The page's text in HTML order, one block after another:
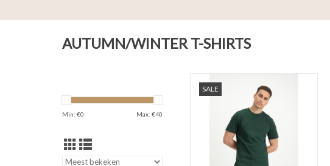
AUTUMN/WINTER T-SHIRTS
Min: €0 Max: €40
SALE